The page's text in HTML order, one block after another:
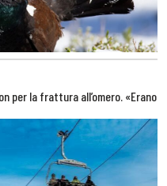
per la frattura all’omero. «Erano